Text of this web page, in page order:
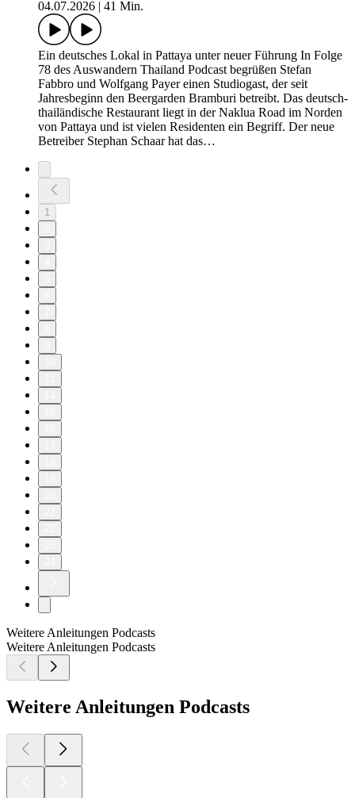
04.07.2026
41 Min.
Ein deutsches Lokal in Pattaya unter neuer Führung In Folge
78 des Auswandern Thailand Podcast begrüßen Stefan
Fabbro und Wolfgang Payer einen Studiogast, der seit
Jahresbeginn den Beergarden Bramburi betreibt. Das deutsch-
thailändische Restaurant liegt in der Naklua Road im Norden
von Pattaya und ist vielen Residenten ein Begriff. Der neue
Betreiber Stephan Schaar hat das…
1
Weitere Anleitungen Podcasts
Weitere Anleitungen Podcasts
Weitere Anleitungen Podcasts